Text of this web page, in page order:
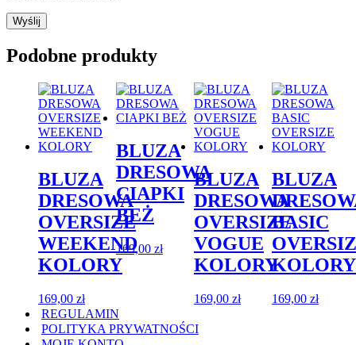
Podobne produkty
BLUZA
DRESOWA
OVERSIZE
WEEKEND
KOLORY
169,00 zł
BLUZA
DRESOWA
CIAPKI
BEŻ
169,00 zł
BLUZA
DRESOWA
OVERSIZE
VOGUE
KOLORY
169,00 zł
BLUZA
BASIC
KOLORY
169,00 zł
REGULAMIN
POLITYKA PRYWATNOŚCI